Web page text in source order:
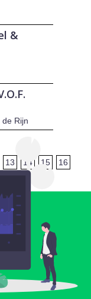
&
Rijn
13 14 15
16